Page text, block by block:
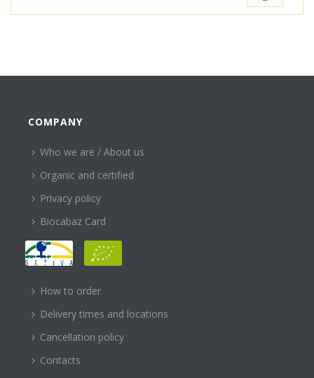
COMPANY
Who we are / About us
Organic and certified
Privacy policy
Biocabaz Card
HELP
How to order
Delivery times and locations
Cancellation policy
Contacts